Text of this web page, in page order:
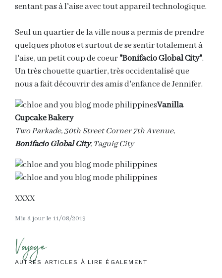
sentant pas à l'aise avec tout appareil technologique.
Seul un quartier de la ville nous a permis de prendre
quelques photos et surtout de se sentir totalement à
l'aise, un petit coup de coeur"Bonifacio Global City".
Un très chouette quartier, très occidentalisé que
nous a fait découvrir des amis d'enfance de Jennifer.
Vanilla
Cupcake Bakery
Two Parkade, 30th Street Corner 7th Avenue,
Bonifacio Global City, Taguig City
XXXX
Mis à jour le 11/08/2019
Voyage
AUTRES ARTICLES À LIRE ÉGALEMENT